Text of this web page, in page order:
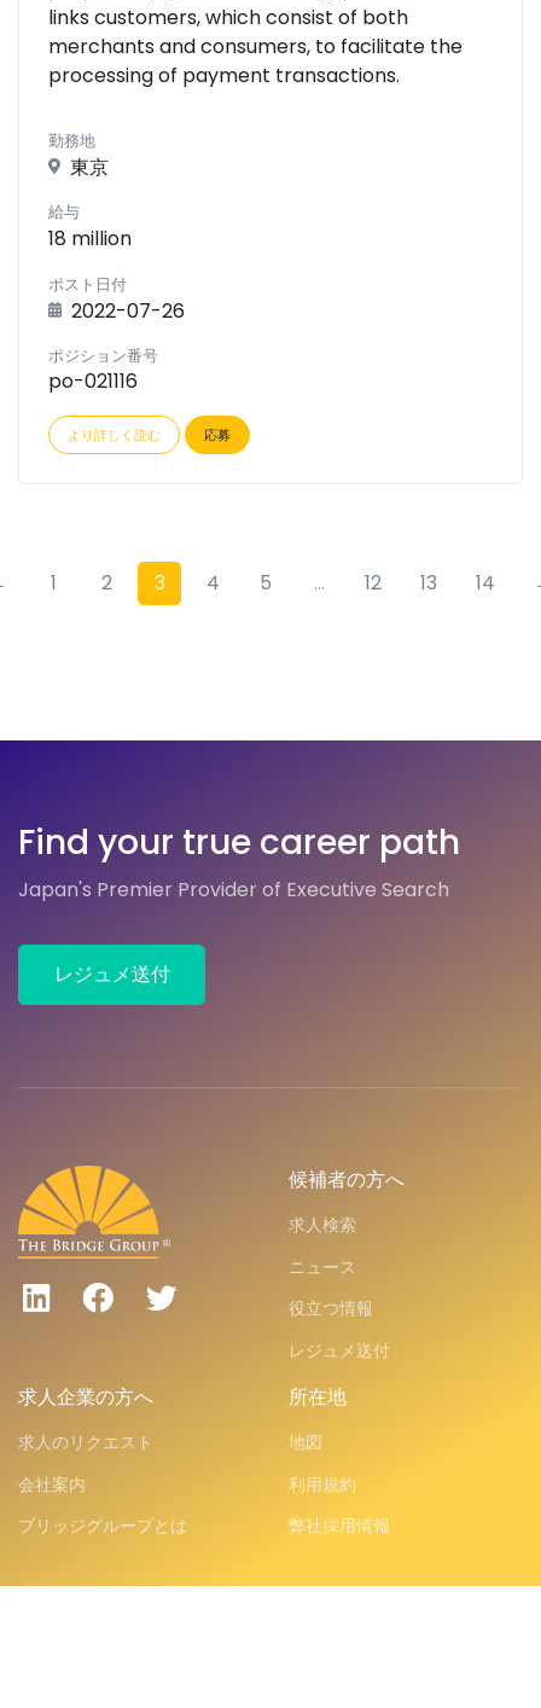
links customers, which consist of both
merchants and consumers, to facilitate the
processing of payment transactions.
勤務地
東京
給与
18 million
ポスト日付
2022-07-26
ポジション番号
po-021116
より詳しく読む 応募
1 2 3 4 5 ... 12 13 14
Find your true career path
Japan's Premier Provider of Executive Search
レジュメ送付
候補者の方へ
求人検索
ニュース
役立つ情報
レジュメ送付
求人企業の方へ
求人のリクエスト
会社案内
ブリッジグループとは
所在地
地図
利用規約
弊社採用情報